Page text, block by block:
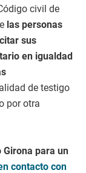
civil de
las personas
sus
en igualdad
de testigo
por otra
Girona para un
contacto con